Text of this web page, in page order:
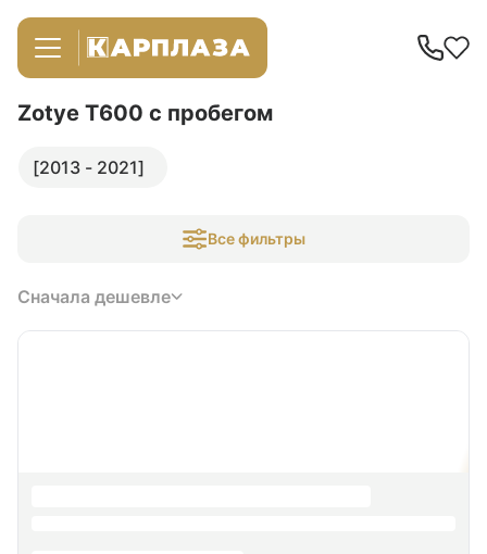
Zotye T600 с пробегом
[2013 - 2021]
Все фильтры
Сначала дешевле